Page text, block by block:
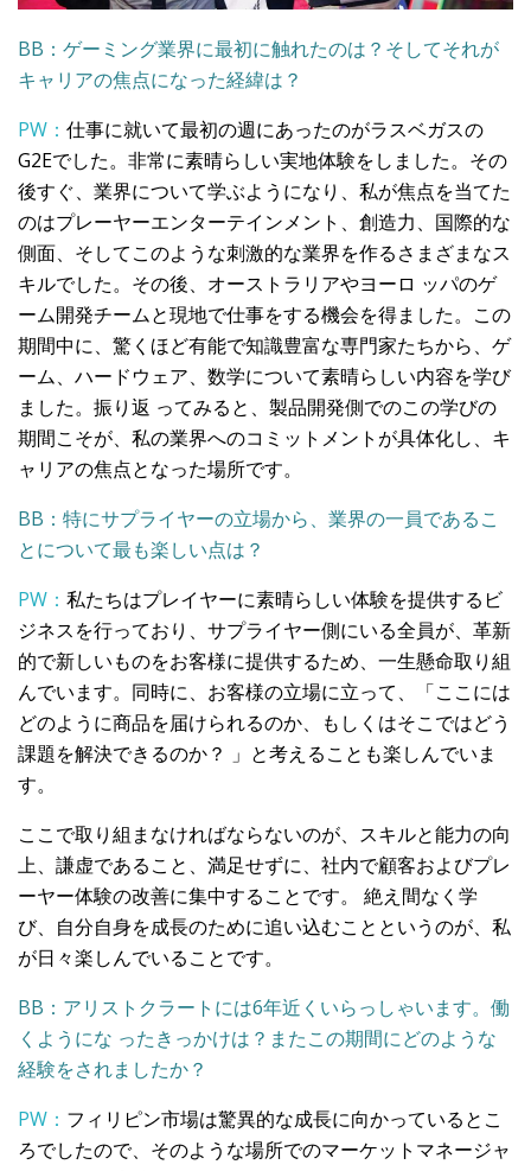
BB：ゲーミング業界に最初に触れたのは？そしてそれが
キャリアの焦点になった経緯は？
PW： 仕事に就いて最初の週にあったのがラスベガスの
G2Eでした。非常に素晴らしい実地体験をしました。その
後すぐ、業界について学ぶようになり、私が焦点を当てた
のはプレーヤーエンターテインメント、創造力、国際的な
側面、そしてこのような刺激的な業界を作るさまざまなス
キルでした。その後、オーストラリアやヨーロ ッパのゲ
ーム開発チームと現地で仕事をする機会を得ました。この
期間中に、驚くほど有能で知識豊富な専門家たちから、ゲ
ーム、ハードウェア、数学について素晴らしい内容を学び
ました。振り返 ってみると、製品開発側でのこの学びの
期間こそが、私の業界へのコミットメントが具体化し、キ
ャリアの焦点となった場所です。
BB：特にサプライヤーの立場から、業界の一員であるこ
とについて最も楽しい点は？
PW： 私たちはプレイヤーに素晴らしい体験を提供するビ
ジネスを行っており、サプライヤー側にいる全員が、革新
的で新しいものをお客様に提供するため、一生懸命取り組
んでいます。同時に、お客様の立場に立って、「ここには
どのように商品を届けられるのか、もしくはそこではどう
課題を解決できるのか？ 」と考えることも楽しんでいま
す。
ここで取り組まなければならないのが、スキルと能力の向
上、謙虚であること、満足せずに、社内で顧客およびプレ
ーヤー体験の改善に集中することです。 絶え間なく学
び、自分自身を成長のために追い込むことというのが、私
が日々楽しんでいることです。
BB：アリストクラートには6年近くいらっしゃいます。働
くようにな ったきっかけは？またこの期間にどのような
経験をされましたか？
PW： フィリピン市場は驚異的な成長に向かっているとこ
ろでしたので、そのような場所でのマーケットマネージャ